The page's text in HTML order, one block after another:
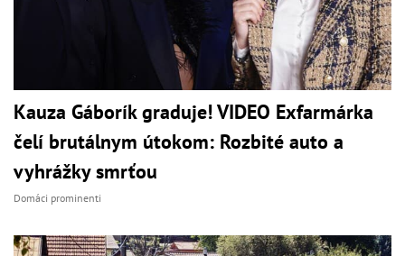
Kauza Gáborík graduje! VIDEO Exfarmárka
čelí brutálnym útokom: Rozbité auto a
vyhrážky smrťou
Domáci prominenti